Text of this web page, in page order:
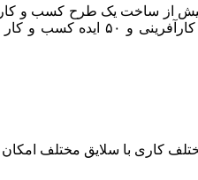
بیش از ساخت یک طرح کسب و
های کارآفرینی خودتان یک کسب و کار واقعی
کاری با سلایق مختلف